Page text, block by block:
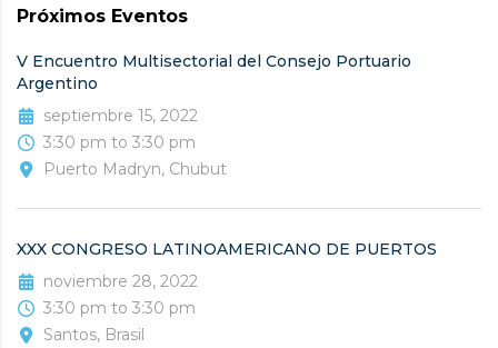
Próximos Eventos
V Encuentro Multisectorial del Consejo Portuario
Argentino
septiembre 15, 2022
3:30 pm to 3:30 pm
Puerto Madryn, Chubut
XXX CONGRESO LATINOAMERICANO DE PUERTOS
noviembre 28, 2022
3:30 pm to 3:30 pm
Santos, Brasil